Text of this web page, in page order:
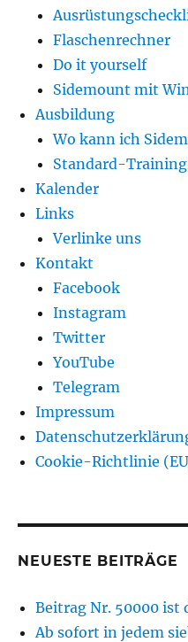
Flaschenrechner
Do it yourself
Sidemount mit
Ausbildung
Wo kann ich
Standard-
Kalender
Links
Verlinke uns
Kontakt
Facebook
Instagram
Twitter
YouTube
Telegram
Impressum
Cookie-Richtlinie
NEUESTE BEITRÄGE
Beitrag Nr. 50000 ist
Ab sofort in jedem